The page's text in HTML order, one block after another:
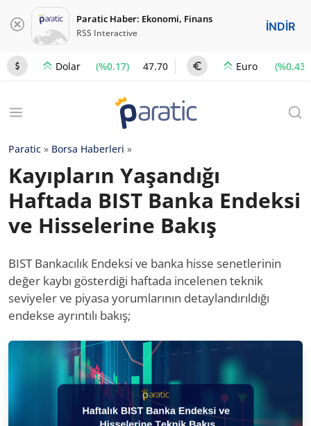
Paratic Haber: Ekonomi, Finans
RSS Interactive İNDİR
Dolar (%0.17) 47.70 Euro (%0.43)
Paratic » Borsa Haberleri »
Kayıpların Yaşandığı
Haftada BIST Banka Endeksi
ve Hisselerine Bakış
BIST Bankacılık Endeksi ve banka hisse senetlerinin
değer kaybı gösterdiği haftada incelenen teknik
seviyeler ve piyasa yorumlarının detaylandırıldığı
endekse ayrıntılı bakış;